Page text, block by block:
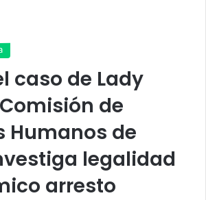
caso de Lady
de
Humanos de
legalidad
arresto